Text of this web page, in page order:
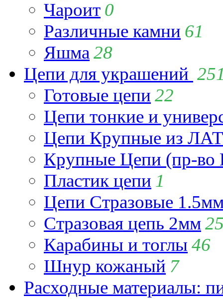
Чароит 0
Различные камни 61
Яшма 28
Цепи для украшений
Готовые цепи 22
Цепи тонкие и
Цепи Крупные из
Крупные Цепи (пр-во
Пластик цепи 1
Цепи Стразовые
Стразовая цепь 2мм
Карабины и тоглы 46
Шнур кожаный 7
Расходные материалы: